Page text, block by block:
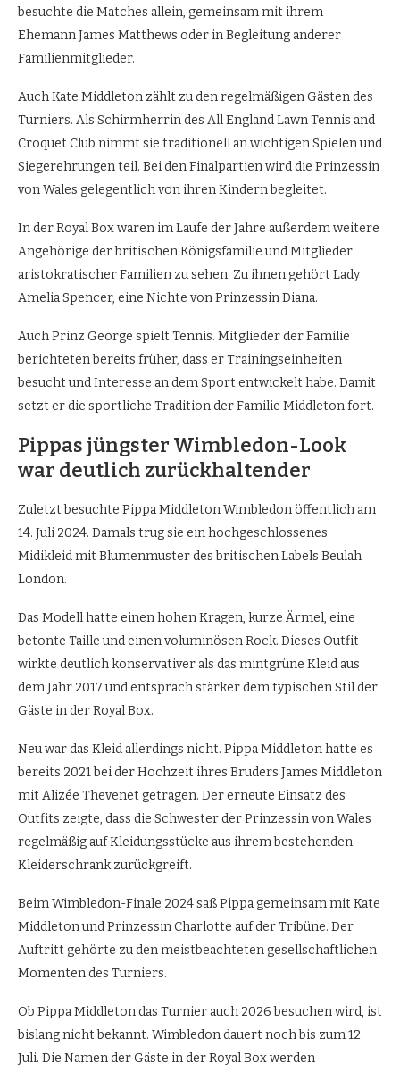
besuchte die Matches allein, gemeinsam mit ihrem
Ehemann James Matthews oder in Begleitung anderer
Familienmitglieder.
Auch Kate Middleton zählt zu den regelmäßigen Gästen des
Turniers. Als Schirmherrin des All England Lawn Tennis and
Croquet Club nimmt sie traditionell an wichtigen Spielen und
Siegerehrungen teil. Bei den Finalpartien wird die Prinzessin
von Wales gelegentlich von ihren Kindern begleitet.
In der Royal Box waren im Laufe der Jahre außerdem weitere
Angehörige der britischen Königsfamilie und Mitglieder
aristokratischer Familien zu sehen. Zu ihnen gehört Lady
Amelia Spencer, eine Nichte von Prinzessin Diana.
Auch Prinz George spielt Tennis. Mitglieder der Familie
berichteten bereits früher, dass er Trainingseinheiten
besucht und Interesse an dem Sport entwickelt habe. Damit
setzt er die sportliche Tradition der Familie Middleton fort.
Pippas jüngster Wimbledon-Look
war deutlich zurückhaltender
Zuletzt besuchte Pippa Middleton Wimbledon öffentlich am
14. Juli 2024. Damals trug sie ein hochgeschlossenes
Midikleid mit Blumenmuster des britischen Labels Beulah
London.
Das Modell hatte einen hohen Kragen, kurze Ärmel, eine
betonte Taille und einen voluminösen Rock. Dieses Outfit
wirkte deutlich konservativer als das mintgrüne Kleid aus
dem Jahr 2017 und entsprach stärker dem typischen Stil der
Gäste in der Royal Box.
Neu war das Kleid allerdings nicht. Pippa Middleton hatte es
bereits 2021 bei der Hochzeit ihres Bruders James Middleton
mit Alizée Thevenet getragen. Der erneute Einsatz des
Outfits zeigte, dass die Schwester der Prinzessin von Wales
regelmäßig auf Kleidungsstücke aus ihrem bestehenden
Kleiderschrank zurückgreift.
Beim Wimbledon-Finale 2024 saß Pippa gemeinsam mit Kate
Middleton und Prinzessin Charlotte auf der Tribüne. Der
Auftritt gehörte zu den meistbeachteten gesellschaftlichen
Momenten des Turniers.
Ob Pippa Middleton das Turnier auch 2026 besuchen wird, ist
bislang nicht bekannt. Wimbledon dauert noch bis zum 12.
Juli. Die Namen der Gäste in der Royal Box werden